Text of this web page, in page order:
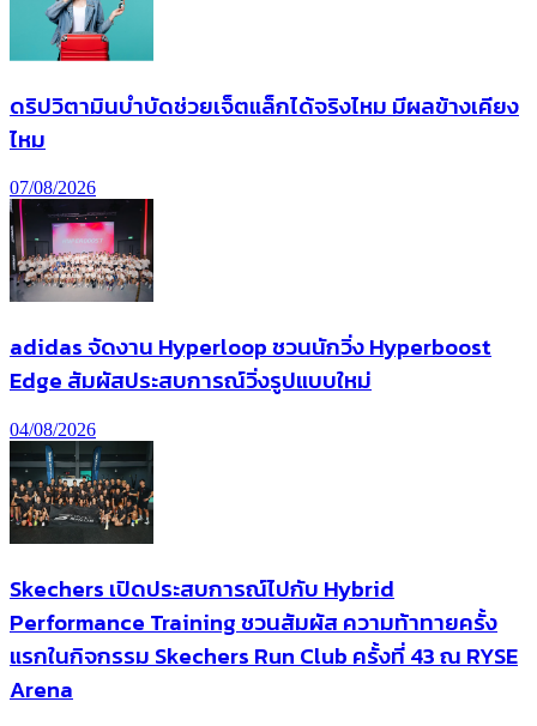
ดริปวิตามินบำบัดช่วยเจ็ตแล็กได้จริงไหม มีผลข้างเคียง
ไหม
07/08/2026
adidas จัดงาน Hyperloop ชวนนักวิ่ง Hyperboost
Edge สัมผัสประสบการณ์วิ่งรูปแบบใหม่
04/08/2026
Skechers เปิดประสบการณ์ไปกับ Hybrid
Performance Training ชวนสัมผัส ความท้าทายครั้ง
แรกในกิจกรรม Skechers Run Club ครั้งที่ 43 ณ RYSE
Arena